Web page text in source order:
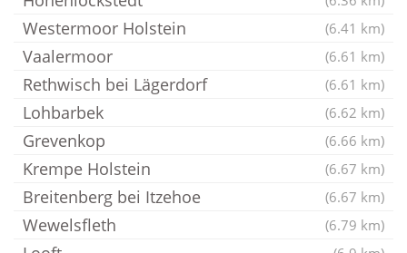
Westermoor Holstein (6.41 km)
Vaalermoor (6.61 km)
Rethwisch bei Lägerdorf (6.61 km)
Lohbarbek (6.62 km)
Grevenkop (6.66 km)
Krempe Holstein (6.67 km)
Breitenberg bei Itzehoe (6.67 km)
Wewelsfleth (6.79 km)